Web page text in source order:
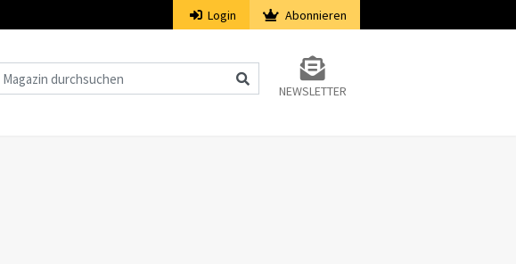
Login Abonnieren
NEWSLETTER